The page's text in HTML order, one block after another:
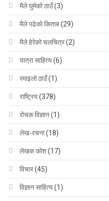
मैले घुमेको ठाउँ(3)
मैले पढेको किताब(29)
मैले हेरेको चलचित्र(2)
यात्रा साहित्य(6)
रमाइलो ठाउँ(1)
राष्ट्रिय(378)
रोचक विज्ञान(1)
लेख-रचना(18)
लेखक कोश(17)
विचार(45)
विज्ञान साहित्य(1)